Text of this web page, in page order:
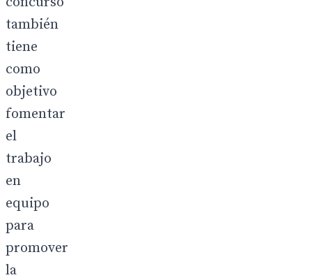
también
tiene
como
objetivo
fomentar
el
trabajo
en
equipo
para
promover
la